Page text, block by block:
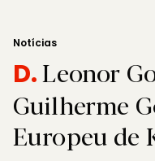
Notícias
D.Leonor
Guilherme
Europeu de